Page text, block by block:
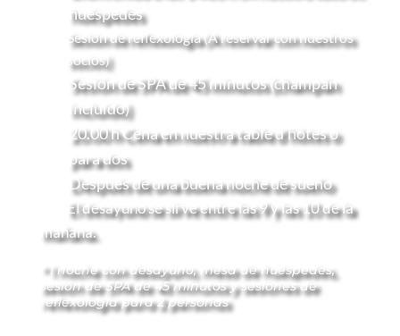
huéspedes
Sesión de reflexología (A reservar con nuestros
socios)
Sesión de SPA de 45 minutos (champán
incluido)
20.00 h Cena en nuestra table d'hôtes o
para dos
Después de una buena noche de sueño
mañana.
* 1 noche con desayuno, mesa de huéspedes,
sesión de SPA de 45 minutos y sesiones de
reflexología para 2 personas